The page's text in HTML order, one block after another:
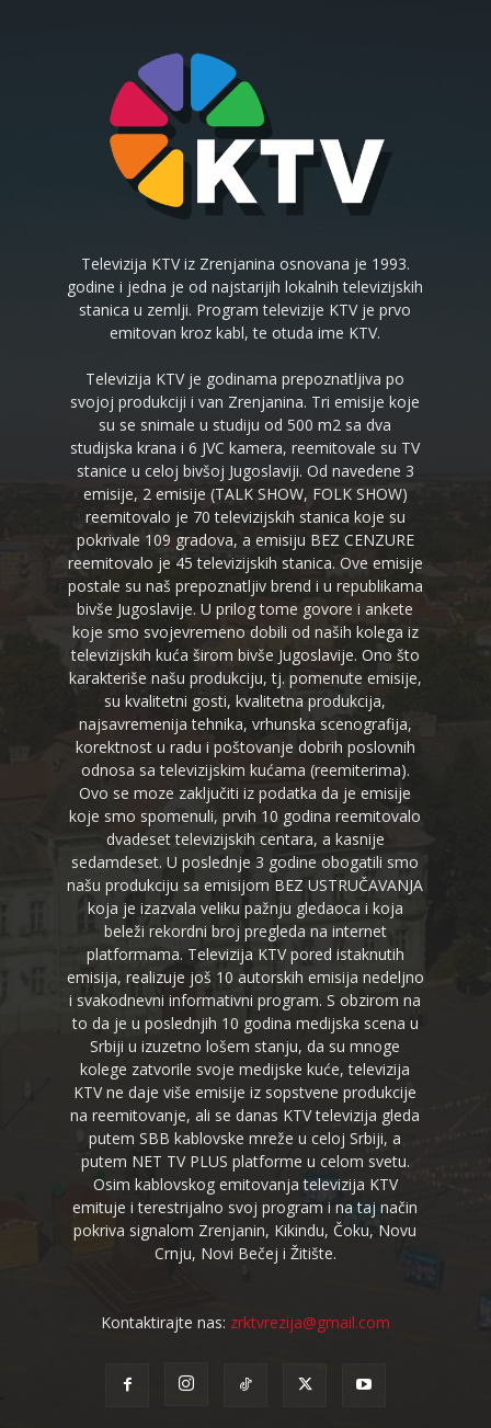
Televizija KTV iz Zrenjanina osnovana je 1993.
godine i jedna je od najstarijih lokalnih televizijskih
stanica u zemlji. Program televizije KTV je prvo
emitovan kroz kabl, te otuda ime KTV.
Televizija KTV je godinama prepoznatljiva po
svojoj produkciji i van Zrenjanina. Tri emisije koje
su se snimale u studiju od 500 m2 sa dva
studijska krana i 6 JVC kamera, reemitovale su TV
stanice u celoj bivšoj Jugoslaviji. Od navedene 3
emisije, 2 emisije (TALK SHOW, FOLK SHOW)
reemitovalo je 70 televizijskih stanica koje su
pokrivale 109 gradova, a emisiju BEZ CENZURE
reemitovalo je 45 televizijskih stanica. Ove emisije
postale su naš prepoznatljiv brend i u republikama
bivše Jugoslavije. U prilog tome govore i ankete
koje smo svojevremeno dobili od naših kolega iz
televizijskih kuća širom bivše Jugoslavije. Ono što
karakteriše našu produkciju, tj. pomenute emisije,
su kvalitetni gosti, kvalitetna produkcija,
najsavremenija tehnika, vrhunska scenografija,
korektnost u radu i poštovanje dobrih poslovnih
odnosa sa televizijskim kućama (reemiterima).
Ovo se moze zaključiti iz podatka da je emisije
koje smo spomenuli, prvih 10 godina reemitovalo
dvadeset televizijskih centara, a kasnije
sedamdeset. U poslednje 3 godine obogatili smo
našu produkciju sa emisijom BEZ USTRUČAVANJA
koja je izazvala veliku pažnju gledaoca i koja
beleži rekordni broj pregleda na internet
platformama. Televizija KTV pored istaknutih
emisija, realizuje još 10 autorskih emisija nedeljno
i svakodnevni informativni program. S obzirom na
to da je u poslednjih 10 godina medijska scena u
Srbiji u izuzetno lošem stanju, da su mnoge
kolege zatvorile svoje medijske kuće, televizija
KTV ne daje više emisije iz sopstvene produkcije
na reemitovanje, ali se danas KTV televizija gleda
putem SBB kablovske mreže u celoj Srbiji, a
putem NET TV PLUS platforme u celom svetu.
Osim kablovskog emitovanja televizija KTV
emituje i terestrijalno svoj program i na taj način
pokriva signalom Zrenjanin, Kikindu, Čoku, Novu
Crnju, Novi Bečej i Žitište.
Kontaktirajte nas: zrktvrezija@gmail.com